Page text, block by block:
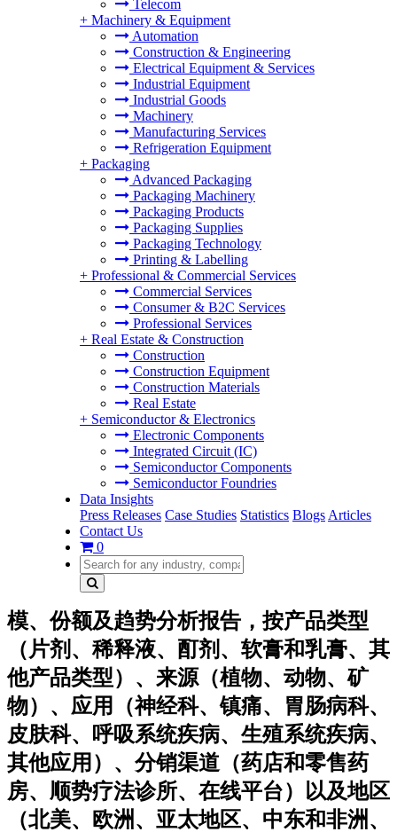
Telecom
+ Machinery & Equipment
Automation
Construction & Engineering
Electrical Equipment & Services
Industrial Equipment
Industrial Goods
Machinery
Manufacturing Services
Refrigeration Equipment
+ Packaging
Advanced Packaging
Packaging Machinery
Packaging Products
Packaging Supplies
Packaging Technology
Printing & Labelling
+ Professional & Commercial Services
Commercial Services
Consumer & B2C Services
Professional Services
+ Real Estate & Construction
Construction
Construction Equipment
Construction Materials
Real Estate
+ Semiconductor & Electronics
Electronic Components
Integrated Circuit (IC)
Semiconductor Components
Semiconductor Foundries
Data Insights
Press Releases Case Studies Statistics Blogs Articles
Contact Us
0
模、份额及趋势分析报告，按产品类型
（片剂、稀释液、酊剂、软膏和乳膏、其
他产品类型）、来源（植物、动物、矿
物）、应用（神经科、镇痛、胃肠病科、
皮肤科、呼吸系统疾病、生殖系统疾病、
其他应用）、分销渠道（药店和零售药
房、顺势疗法诊所、在线平台）以及地区
（北美、欧洲、亚太地区、中东和非洲、